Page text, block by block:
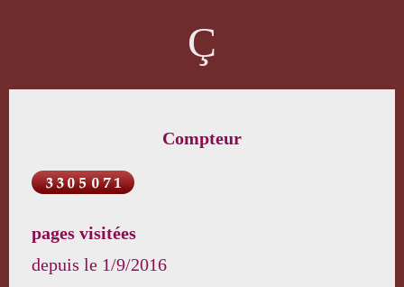
Ç
Compteur
pages visitées
depuis le 1/9/2016